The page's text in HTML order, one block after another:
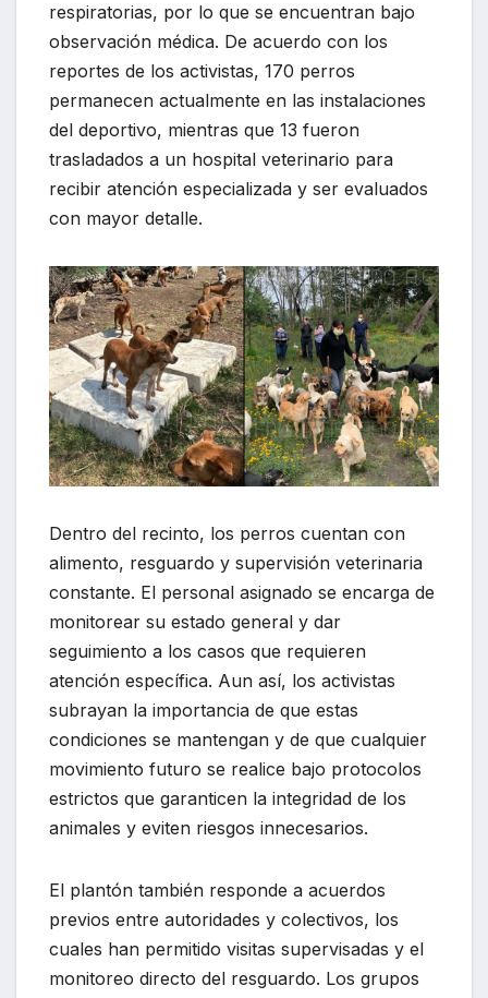
respiratorias, por lo que se encuentran bajo
observación médica. De acuerdo con los
reportes de los activistas, 170 perros
permanecen actualmente en las instalaciones
del deportivo, mientras que 13 fueron
trasladados a un hospital veterinario para
recibir atención especializada y ser evaluados
con mayor detalle.
Dentro del recinto, los perros cuentan con
alimento, resguardo y supervisión veterinaria
constante. El personal asignado se encarga de
monitorear su estado general y dar
seguimiento a los casos que requieren
atención específica. Aun así, los activistas
subrayan la importancia de que estas
condiciones se mantengan y de que cualquier
movimiento futuro se realice bajo protocolos
estrictos que garanticen la integridad de los
animales y eviten riesgos innecesarios.
El plantón también responde a acuerdos
previos entre autoridades y colectivos, los
cuales han permitido visitas supervisadas y el
monitoreo directo del resguardo. Los grupos